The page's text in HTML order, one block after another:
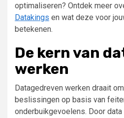
optimaliseren? Ontdek meer
Datakings en wat deze voor
betekenen.
De kern van
werken
Datagedreven werken draait
beslissingen op basis van
onderbuikgevoelens. Door